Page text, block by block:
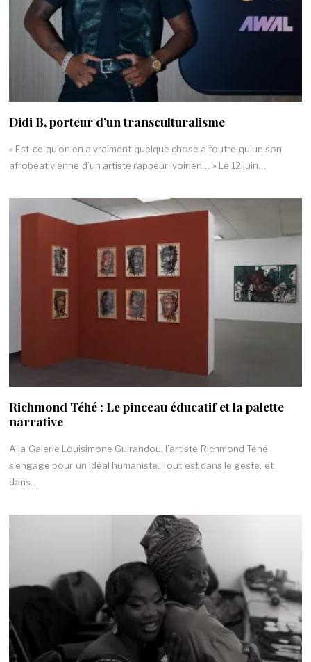
Didi B, porteur d’un transculturalisme
« Est-ce qu’on en a vraiment quelque chose a foutre qu’un son
afrobeat vienne d’un artiste rappeur ivoirien… » Le 12 juin…
Richmond Téhé : Le pinceau éducatif et la palette
narrative
A la Galerie Louisimone Guirandou, l’artiste Richmond Téhé
s'engage pour un idéal humaniste. Tout est dans le geste, et
dans…